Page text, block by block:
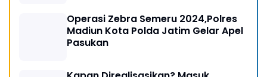
Operasi Zebra Semeru 2024,Polres
Madiun Kota Polda Jatim Gelar Apel
Pasukan